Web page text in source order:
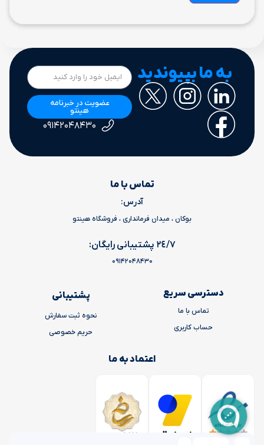
به ما بپیوندید
عضویت در خبرنامه
هینتو
۰۹۱۴۲۰۴۸۴۳۰
تماس با ما
آدرس:
بوکان ، میدان فرمانداری ، فروشگاه هینتو
٢٤/٧ پشتیبانی رایگان:
09142048430
دسترسی سریع
تماس با ما
حساب کاربری
پشتیبانی
نحوه ثبت سفارش
حریم خصوصی
اعتماد به ما